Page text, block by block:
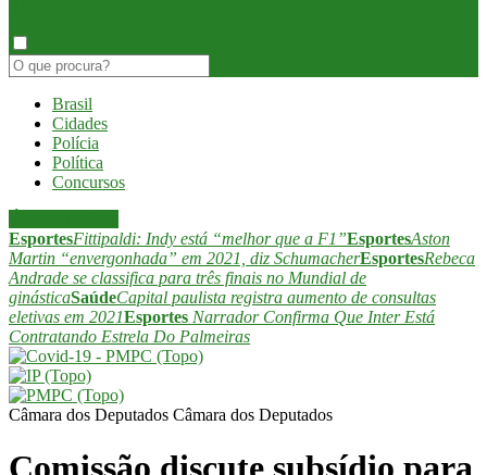
Brasil
Cidades
Polícia
Política
Concursos
EsportesFittipaldi: Indy está “melhor que a F1”EsportesAston
Martin “envergonhada” em 2021, diz SchumacherEsportesRebeca
Andrade se classifica para três finais no Mundial de
ginásticaSaúdeCapital paulista registra aumento de consultas
eletivas em 2021Esportes Narrador Confirma Que Inter Está
Contratando Estrela Do Palmeiras
Câmara dos Deputados Câmara dos Deputados